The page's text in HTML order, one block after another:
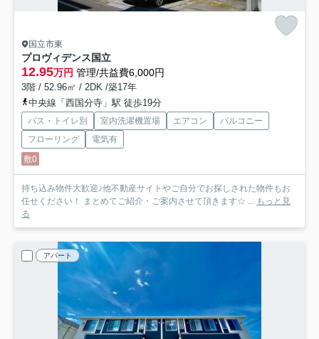
国立市東
プロヴィデンス国立
12.95万円 管理/共益費6,000円
3階 / 52.96㎡ / 2DK /築17年
中央線「西国分寺」駅 徒歩19分
バス・トイレ別 室内洗濯機置場 エアコン
バルコニー
フローリング
電気有
敷0
持ち込み物件大歓迎♪他不動産サイトやご自分でお探しされた物件もお
任せください！ まとめてご紹介・ご案内させて頂きます☆ ...
もっと見
る
アパート